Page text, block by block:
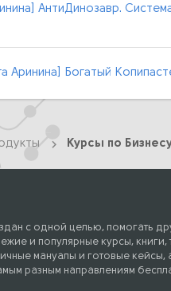
АнтиДинозавр.
Аринина] Богатый
с одной целью, помогать
и популярные курсы, книги,
мануалы и готовые кейсы,
разным направлениям